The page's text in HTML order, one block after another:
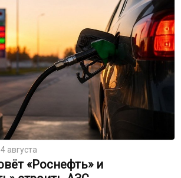
августа
«Роснефть» и